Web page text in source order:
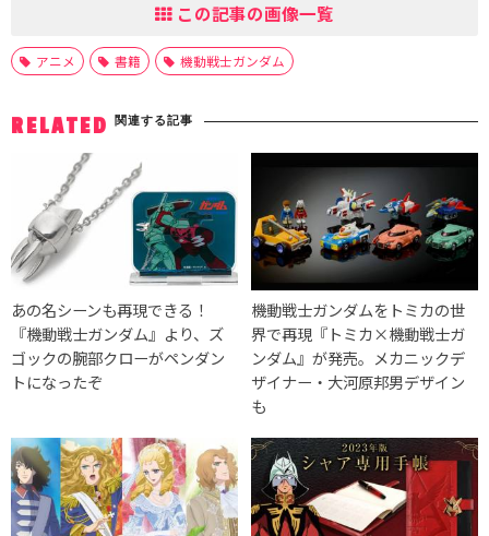
この記事の画像一覧
アニメ 書籍 機動戦士ガンダム
RELATED 関連する記事
あの名シーンも再現できる！
『機動戦士ガンダム』より、ズ
ゴックの腕部クローがペンダン
トになったぞ
機動戦士ガンダムをトミカの世
界で再現『トミカ×機動戦士ガ
ンダム』が発売。メカニックデ
ザイナー・大河原邦男デザイン
も